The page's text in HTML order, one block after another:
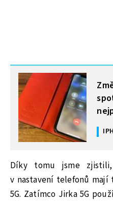
MOHLO BY VÁS
Díky tomu jsme
v nastavení telefonů
5G. Zatímco Jirka 5G